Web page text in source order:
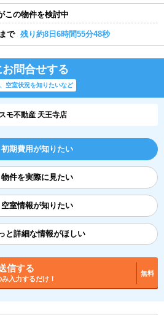
この物件を検討中
で 残り約8日6時間55分47秒
問合せする
空室状況を知りたいなど
モ不動産 天王寺店
初期費用が知りたい
物件を実際に見たい
空室情報が知りたい
と詳細な情報がほしい
信する
入力するだけ！
無料